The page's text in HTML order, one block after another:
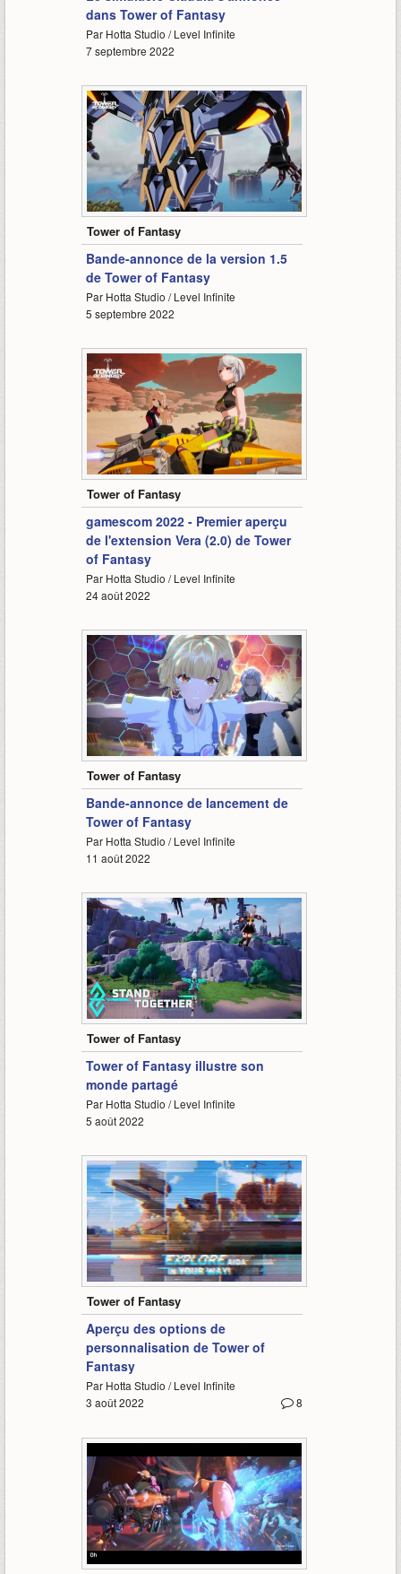
dans Tower of Fantasy
Par Hotta Studio / Level Infinite
7 septembre 2022
1:03
Tower of Fantasy
Bande-annonce de la version 1.5
de Tower of Fantasy
Par Hotta Studio / Level Infinite
5 septembre 2022
0:45
Tower of Fantasy
gamescom 2022 - Premier aperçu
de l'extension Vera (2.0) de Tower
of Fantasy
Par Hotta Studio / Level Infinite
24 août 2022
1:25
Tower of Fantasy
Bande-annonce de lancement de
Tower of Fantasy
Par Hotta Studio / Level Infinite
11 août 2022
0:55
Tower of Fantasy
Tower of Fantasy illustre son
monde partagé
Par Hotta Studio / Level Infinite
5 août 2022
0:55
Tower of Fantasy
Aperçu des options de
personnalisation de Tower of
Fantasy
Par Hotta Studio / Level Infinite
8
3 août 2022
0:30